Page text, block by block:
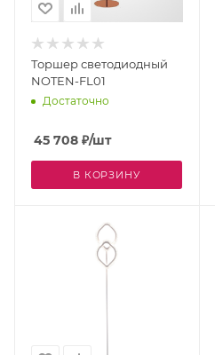
Торшер светодиодный
NOTEN-FL01
Достаточно
45 708 ₽/шт
В КОРЗИНУ